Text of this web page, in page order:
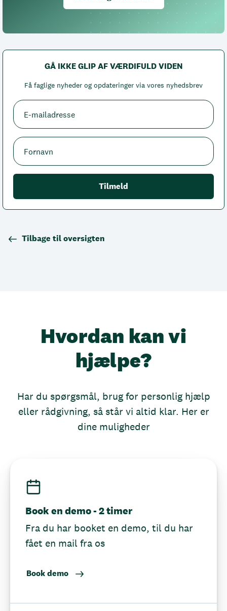
GÅ IKKE GLIP AF VÆRDIFULD VIDEN
Få faglige nyheder og opdateringer via vores nyhedsbrev
Tilbage til oversigten
Hvordan kan vi
hjælpe?
Har du spørgsmål, brug for personlig hjælp
eller rådgivning, så står vi altid klar. Her er
dine muligheder
Book en demo - 2 timer
Fra du har booket en demo, til du har
fået en mail fra os
Book demo